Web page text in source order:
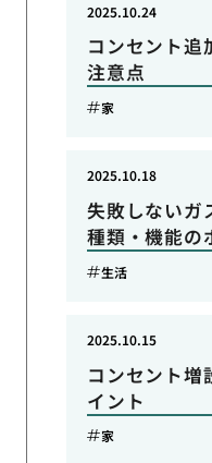
コンセント追
注意点
2025.10.24
家
失敗しないガ
種類・機能の
2025.10.18
生活
コンセント増
イント
2025.10.15
家